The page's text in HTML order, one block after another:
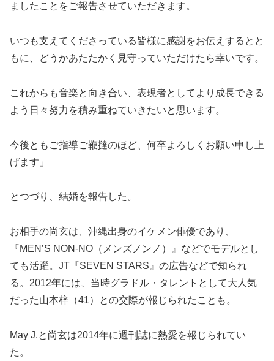
ましたことをご報告させていただきます。
いつも支えてくださっている皆様に感謝をお伝えするとと
もに、どうかあたたかく見守っていただけたら幸いです。
これからも音楽と向き合い、表現者としてより成長できる
よう日々努力を積み重ねていきたいと思います。
今後ともご指導ご鞭撻のほど、何卒よろしくお願い申し上
げます」
とつづり、結婚を報告した。
お相手の尚玄は、沖縄出身のイケメン俳優であり、
『MEN’S NON-NO（メンズノンノ）』などでモデルとし
ても活躍。JT『SEVEN STARS』の広告などで知られ
る。2012年には、当時グラドル・タレントとして大人気
だった山本梓（41）との交際が報じられたことも。
May J.と尚玄は2014年に週刊誌に熱愛を報じられてい
た。